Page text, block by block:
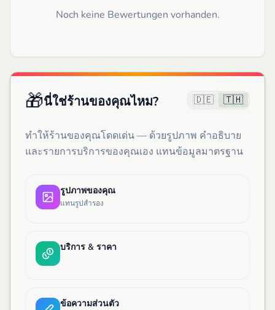
Noch keine Bewertungen vorhanden.
🎁นี่ใช่ร้านของคุณไหม? 🇩🇪 🇹🇭
ทำให้ร้านของคุณโดดเด่น — ด้วยรูปภาพ คำอธิบาย
และรายการบริการของคุณเอง แทนข้อมูลมาตรฐาน
รูปภาพของคุณ
แทนรูปสำรอง
บริการ & ราคา
ข้อความส่วนตัว